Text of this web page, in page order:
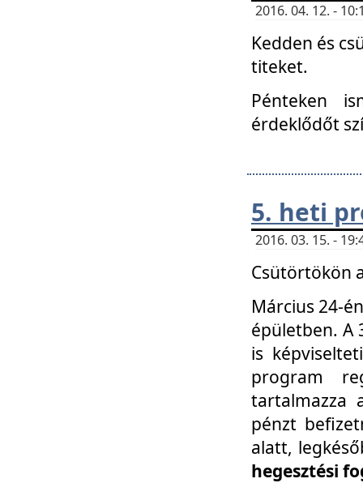
2016. 04. 12. -
Kedden és
titeket.
Pénteken
érdeklődőt
5. heti
2016. 03. 15. -
Csütörtökön
Március 24-
épületben. A
is
program
tartalmazza
pénzt
alatt,
hegesztési